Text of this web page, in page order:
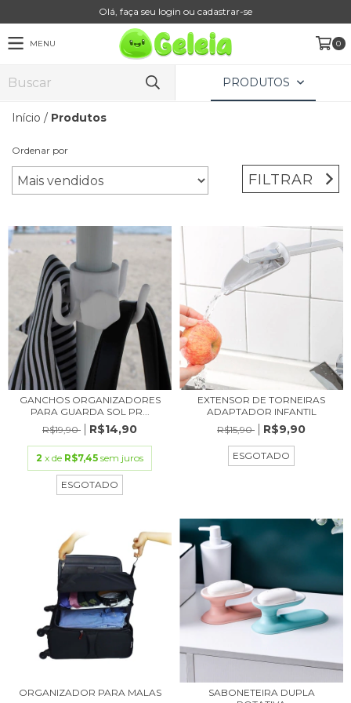
Olá, faça seu login ou cadastrar-se
MENU 0
PRODUTOS
Início / Produtos
Ordenar por
FILTRAR
GANCHOS ORGANIZADORES
PARA GUARDA SOL PR...
R$19,90
R$14,90
2 x de R$7,45 sem juros
ESGOTADO
EXTENSOR DE TORNEIRAS
ADAPTADOR INFANTIL
R$15,90
R$9,90
ESGOTADO
ORGANIZADOR PARA MALAS
SABONETEIRA DUPLA